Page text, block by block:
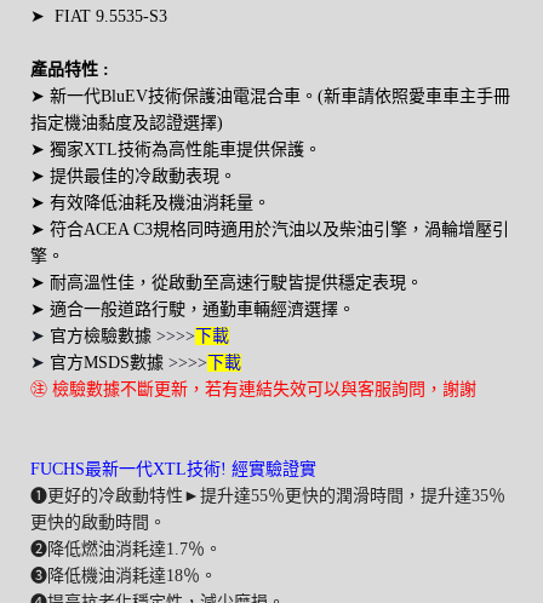
➤ FIAT 9.5535-S3
產品特性 :
➤ 新一代BluEV技術保護油電混合車。(新車請依照愛車車主手冊
指定機油黏度及認證選擇)
➤ 獨家XTL技術為高性能車提供保護。
➤ 提供最佳的冷啟動表現。
➤ 有效降低油耗及機油消耗量。
➤ 符合ACEA C3規格同時適用於汽油以及柴油引擎，渦輪增壓引
擎。
➤ 耐高溫性佳，從啟動至高速行駛皆提供穩定表現。
➤ 適合一般道路行駛，通勤車輛經濟選擇。
➤ 官方檢驗數據 >>>>下載
➤ 官方MSDS數據 >>>>下載
㊟ 檢驗數據不斷更新，若有連結失效可以與客服詢問，謝謝
FUCHS最新一代XTL技術! 經實驗證實
❶更好的冷啟動特性►提升達55％更快的潤滑時間，提升達35％
更快的啟動時間。
❷降低燃油消耗達1.7％。
❸降低機油消耗達18％。